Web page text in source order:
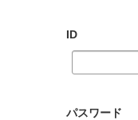
ID
パスワード